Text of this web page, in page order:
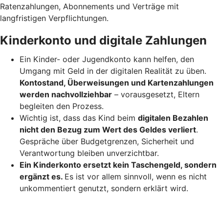
Ratenzahlungen, Abonnements und Verträge mit
langfristigen Verpflichtungen.
Kinderkonto und digitale Zahlungen
Ein Kinder- oder Jugendkonto kann helfen, den
Umgang mit Geld in der digitalen Realität zu üben.
Kontostand, Überweisungen und Kartenzahlungen
werden nachvollziehbar – vorausgesetzt, Eltern
begleiten den Prozess.
Wichtig ist, dass das Kind beim digitalen Bezahlen
nicht den Bezug zum Wert des Geldes verliert.
Gespräche über Budgetgrenzen, Sicherheit und
Verantwortung bleiben unverzichtbar.
Ein Kinderkonto ersetzt kein Taschengeld, sondern
ergänzt es. Es ist vor allem sinnvoll, wenn es nicht
unkommentiert genutzt, sondern erklärt wird.